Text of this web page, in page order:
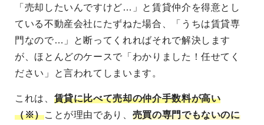
「売却したいんですけど…」と賃貸仲介を得意とし
ている不動産会社にたずねた場合、「うちは賃貸専
門なので…」と断ってくれればそれで解決します
が、ほとんどのケースで「わかりました！任せてく
ださい」と言われてしまいます。
これは、 賃貸に比べて売却の仲介手数料が高い
（※）ことが理由であり、 売買の専門でもないのに